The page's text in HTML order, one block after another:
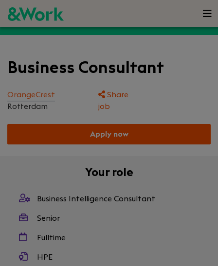
Business Consultant
OrangeCrest
Rotterdam
Share
job
Apply now
Your role
Business Intelligence Consultant
Senior
Fulltime
HPE